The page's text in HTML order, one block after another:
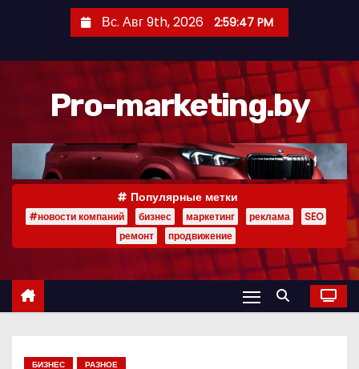
р
Вс. Авг 9th, 2026 2:59:48 PM
Pro-marketing.by
Популярные метки
#новости компаний бизнес маркетинг реклама
SEO
ремонт
продвижение
БИЗНЕС РАЗНОЕ